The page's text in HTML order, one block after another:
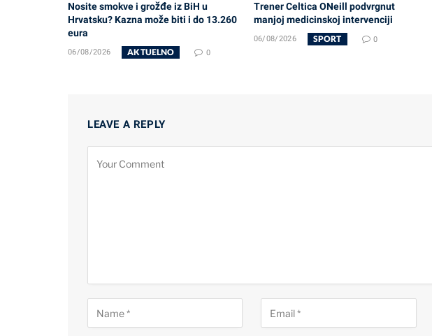
Nosite smokve i grožđe iz BiH u
Hrvatsku? Kazna može biti i do 13.260
eura
06/08/2026 AKTUELNO 0
Trener Celtica ONeill podvrgnut
manjoj medicinskoj intervenciji
06/08/2026 SPORT 0
LEAVE A REPLY